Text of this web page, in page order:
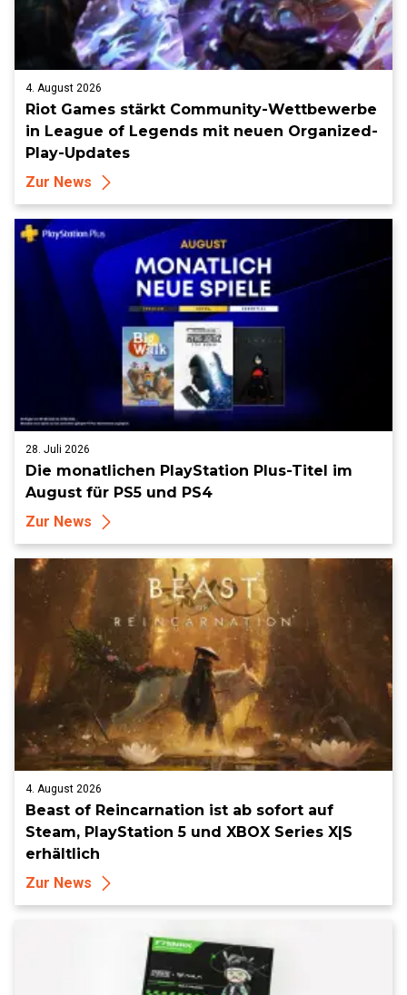
4. August 2026
Riot Games stärkt Community-Wettbewerbe
in League of Legends mit neuen Organized-
Play-Updates
Zur News
28. Juli 2026
Die monatlichen PlayStation Plus-Titel im
August für PS5 und PS4
Zur News
4. August 2026
Beast of Reincarnation ist ab sofort auf
Steam, PlayStation 5 und XBOX Series X|S
erhältlich
Zur News